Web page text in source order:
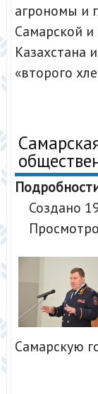
агрономы и
Самарской и
Казахстана
«второго
Создано
Самарскую